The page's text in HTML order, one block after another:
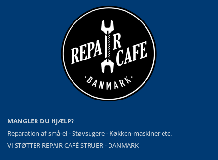
MANGLER DU HJÆLP?
Reparation af små-el - Støvsugere - Køkken-maskiner etc.
VI STØTTER REPAIR CAFÉ STRUER - DANMARK